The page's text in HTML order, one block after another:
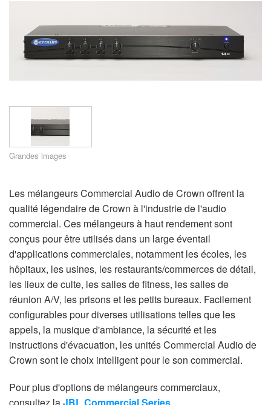
Support
Grandes images
Les mélangeurs Commercial Audio de Crown offrent la
qualité légendaire de Crown à l'industrie de l'audio
commercial. Ces mélangeurs à haut rendement sont
conçus pour être utilisés dans un large éventail
d'applications commerciales, notamment les écoles, les
hôpitaux, les usines, les restaurants/commerces de détail,
les lieux de culte, les salles de fitness, les salles de
réunion A/V, les prisons et les petits bureaux. Facilement
configurables pour diverses utilisations telles que les
appels, la musique d'ambiance, la sécurité et les
instructions d'évacuation, les unités Commercial Audio de
Crown sont le choix intelligent pour le son commercial.
Pour plus d'options de mélangeurs commerciaux,
consultez laJBL Commercial Series.